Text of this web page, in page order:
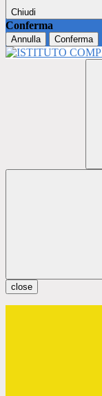
Chiudi
Conferma
Annulla Conferma
close